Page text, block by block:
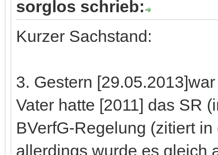
sorglos schrieb:
Kurzer Sachstand:
3. Gestern
Vater hatte [2011] das SR
BVerfG-Regelung (zitiert
allerdings wurde es gleich